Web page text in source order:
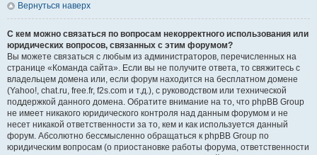
Вернуться наверх
С кем можно связаться по вопросам некорректного использования или
юридических вопросов, связанных с этим форумом?
Вы можете связаться с любым из администраторов, перечисленных на
странице «Команда сайта». Если вы не получите ответа, то свяжитесь с
владельцем домена или, если форум находится на бесплатном домене
(Yahoo!, chat.ru, free.fr, f2s.com и т.д.), с руководством или технической
поддержкой данного домена. Обратите внимание на то, что phpBB Group
не имеет никакого юридического контроля над данным форумом и не
несет никакой ответственности за то, кем и как используется данный
форум. Абсолютно бессмысленно обращаться к phpBB Group по
юридическим вопросам (о приостановке работы форума, ответственности